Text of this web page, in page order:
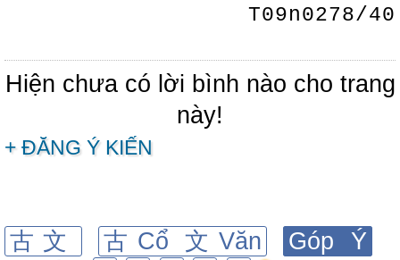
T09n0278/40
Hiện chưa có lời bình nào cho trang
này!
+ ĐĂNG Ý KIẾN
古文 古Cổ 文Văn Góp Ý